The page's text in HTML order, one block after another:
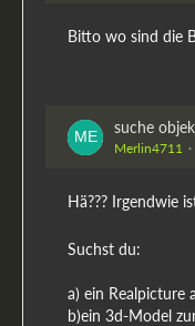
Bitto wo sind die
suche
Merlin4711
Hä??? Irgendwie
Suchst du:
a) ein Realpicture
b)ein 3d-Model